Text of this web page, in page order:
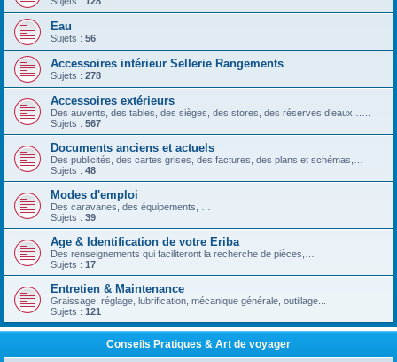
Eau
Sujets : 56
Accessoires intérieur Sellerie Rangements
Sujets : 278
Accessoires extérieurs
Des auvents, des tables, des sièges, des stores, des réserves d’eaux,…..
Sujets : 567
Documents anciens et actuels
Des publicités, des cartes grises, des factures, des plans et schémas,…
Sujets : 48
Modes d'emploi
Des caravanes, des équipements, …
Sujets : 39
Age & Identification de votre Eriba
Des renseignements qui faciliteront la recherche de pièces,…
Sujets : 17
Entretien & Maintenance
Graissage, réglage, lubrification, mécanique générale, outillage...
Sujets : 121
Conseils Pratiques & Art de voyager